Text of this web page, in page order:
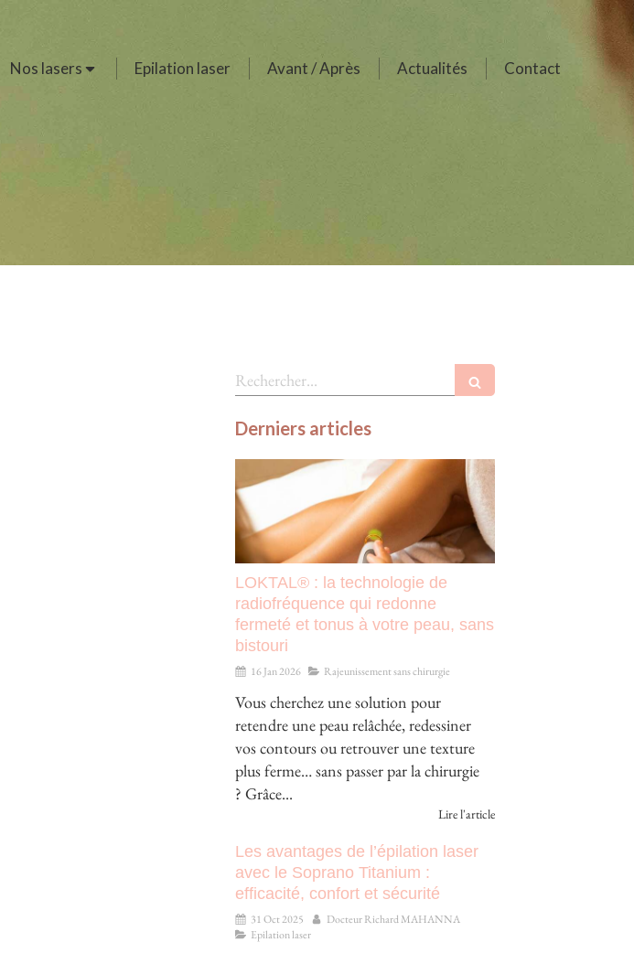
Nos lasers Epilation laser Avant / Après Actualités Contact
Rechercher
Derniers articles
LOKTAL® : la technologie de
radiofréquence qui redonne
fermeté et tonus à votre peau, sans
bistouri
16 Jan 2026 Rajeunissement sans chirurgie
Vous cherchez une solution pour
retendre une peau relâchée, redessiner
vos contours ou retrouver une texture
plus ferme… sans passer par la chirurgie
? Grâce...
Lire l'article
Les avantages de l’épilation laser
avec le Soprano Titanium :
efficacité, confort et sécurité
31 Oct 2025
Docteur Richard MAHANNA
Epilation laser